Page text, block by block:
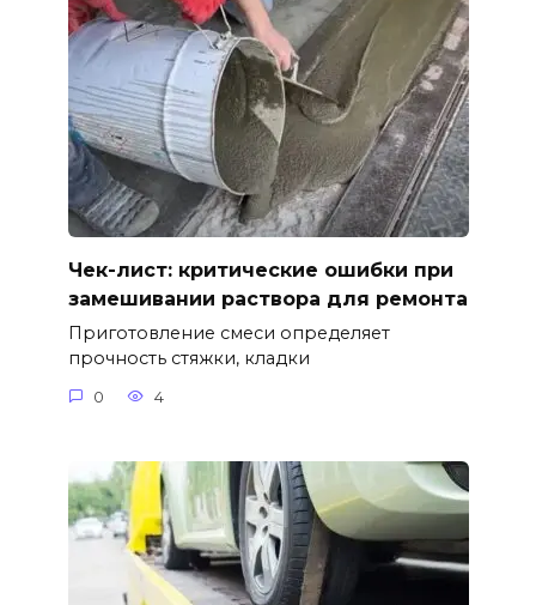
Чек-лист: критические ошибки при
замешивании раствора для ремонта
Приготовление смеси определяет
прочность стяжки, кладки
0 4